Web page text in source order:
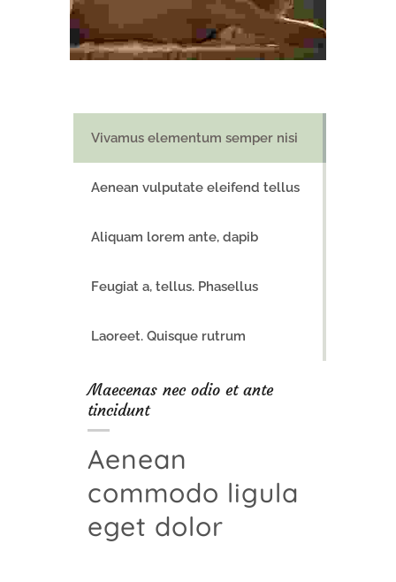
Vivamus elementum semper nisi
Aenean vulputate eleifend tellus
Aliquam lorem ante, dapib
Feugiat a, tellus. Phasellus
Laoreet. Quisque rutrum
Maecenas nec odio et ante
tincidunt
Aenean
commodo ligula
eget dolor